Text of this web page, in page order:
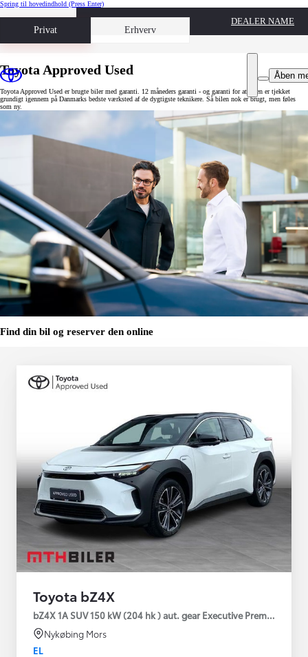
Spring til hovedindhold (Press Enter)
Privat Erhverv
Book prøvetur
DEALER NAME
Åben
Toyota Approved Used
Toyota Approved Used er brugte biler med garanti. 12 måneders garanti - og garanti for at bilen er tjekket
grundigt igennem på Danmarks bedste værksted af de dygtigste teknikere. Så bilen nok er brugt, men føles
som ny.
Find din bil og reserver den online
Toyota bZ4X
bZ4X 1A SUV 150 kW (204 hk ) aut. gear Executive Premium
Nykøbing Mors
EL